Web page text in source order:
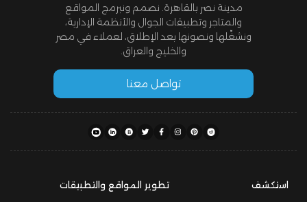
مدينة نصر بالقاهرة. نصمم ونبرمج المواقع
والمتاجر وتطبيقات الجوال والأنظمة الإدارية،
ونشغّلها ونصونها بعد الإطلاق، لعملاء في مصر
والخليج والعراق.
تواصل معنا
استكشف تطوير المواقع والتطبيقات